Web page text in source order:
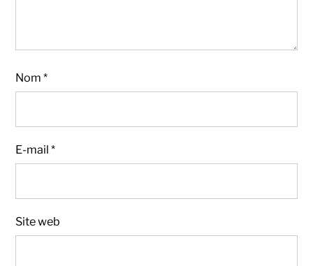
Nom*
E-mail*
Site web